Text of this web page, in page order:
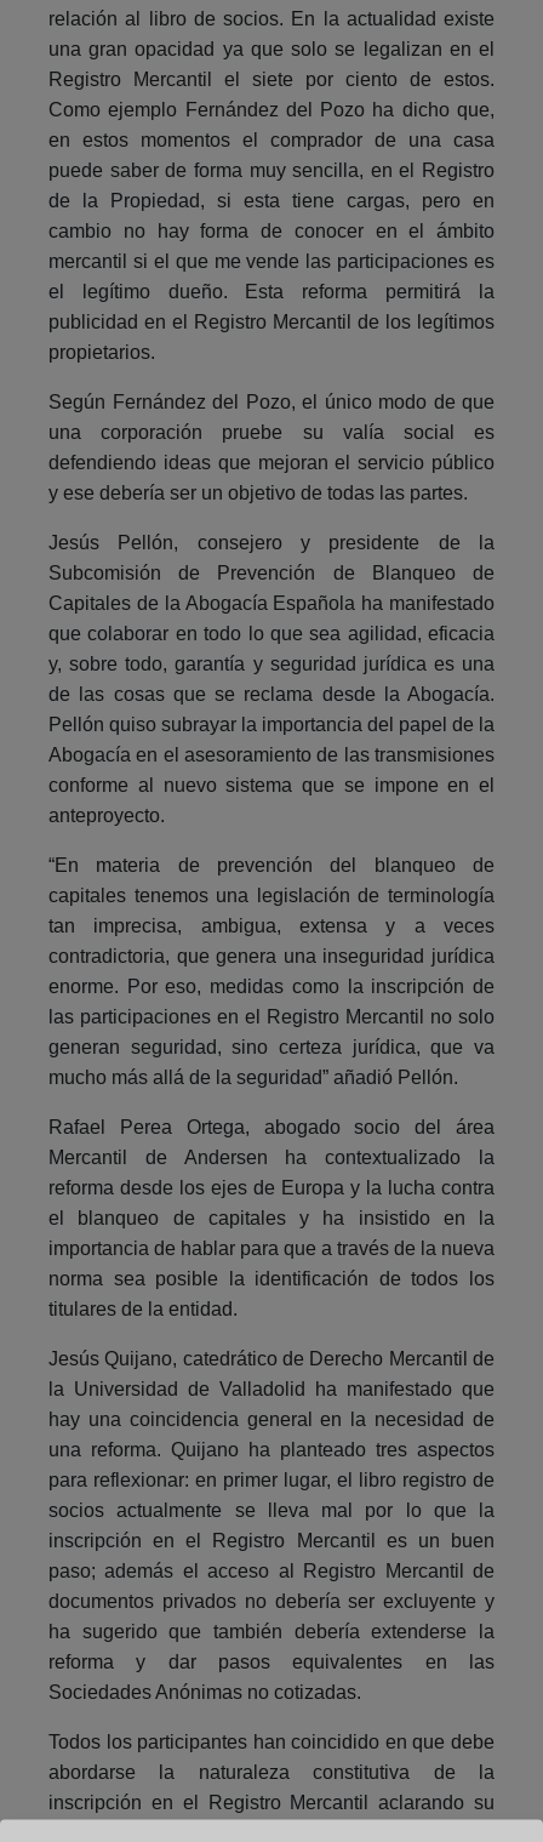
relación al libro de socios. En la actualidad existe
una gran opacidad ya que solo se legalizan en el
Registro Mercantil el siete por ciento de estos.
Como ejemplo Fernández del Pozo ha dicho que,
en estos momentos el comprador de una casa
puede saber de forma muy sencilla, en el Registro
de la Propiedad, si esta tiene cargas, pero en
cambio no hay forma de conocer en el ámbito
mercantil si el que me vende las participaciones es
el legítimo dueño. Esta reforma permitirá la
publicidad en el Registro Mercantil de los legítimos
propietarios.
Según Fernández del Pozo, el único modo de que
una corporación pruebe su valía social es
defendiendo ideas que mejoran el servicio público
y ese debería ser un objetivo de todas las partes.
Jesús Pellón, consejero y presidente de la
Subcomisión de Prevención de Blanqueo de
Capitales de la Abogacía Española ha manifestado
que colaborar en todo lo que sea agilidad, eficacia
y, sobre todo, garantía y seguridad jurídica es una
de las cosas que se reclama desde la Abogacía.
Pellón quiso subrayar la importancia del papel de la
Abogacía en el asesoramiento de las transmisiones
conforme al nuevo sistema que se impone en el
anteproyecto.
“En materia de prevención del blanqueo de
capitales tenemos una legislación de terminología
tan imprecisa, ambigua, extensa y a veces
contradictoria, que genera una inseguridad jurídica
enorme. Por eso, medidas como la inscripción de
las participaciones en el Registro Mercantil no solo
generan seguridad, sino certeza jurídica, que va
mucho más allá de la seguridad” añadió Pellón.
Rafael Perea Ortega, abogado socio del área
Mercantil de Andersen ha contextualizado la
reforma desde los ejes de Europa y la lucha contra
el blanqueo de capitales y ha insistido en la
importancia de hablar para que a través de la nueva
norma sea posible la identificación de todos los
titulares de la entidad.
Jesús Quijano, catedrático de Derecho Mercantil de
la Universidad de Valladolid ha manifestado que
hay una coincidencia general en la necesidad de
una reforma. Quijano ha planteado tres aspectos
para reflexionar: en primer lugar, el libro registro de
socios actualmente se lleva mal por lo que la
inscripción en el Registro Mercantil es un buen
paso; además el acceso al Registro Mercantil de
documentos privados no debería ser excluyente y
ha sugerido que también debería extenderse la
reforma y dar pasos equivalentes en las
Sociedades Anónimas no cotizadas.
Todos los participantes han coincidido en que debe
abordarse la naturaleza constitutiva de la
inscripción en el Registro Mercantil aclarando su